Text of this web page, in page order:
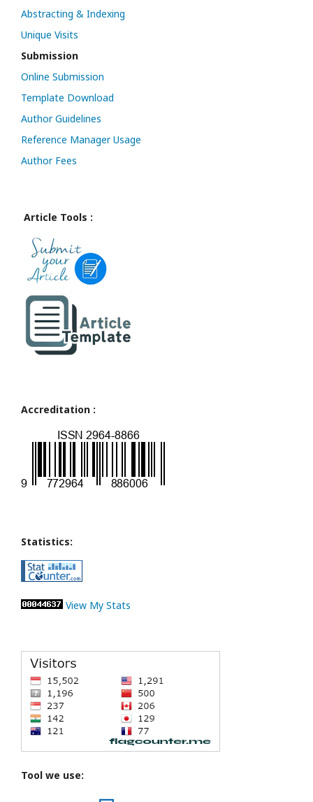
Abstracting & Indexing
Unique Visits
Submission
Online Submission
Template Download
Author Guidelines
Reference Manager Usage
Author Fees
Article Tools :
Accreditation :
Statistics:
View My Stats
Tool we use: